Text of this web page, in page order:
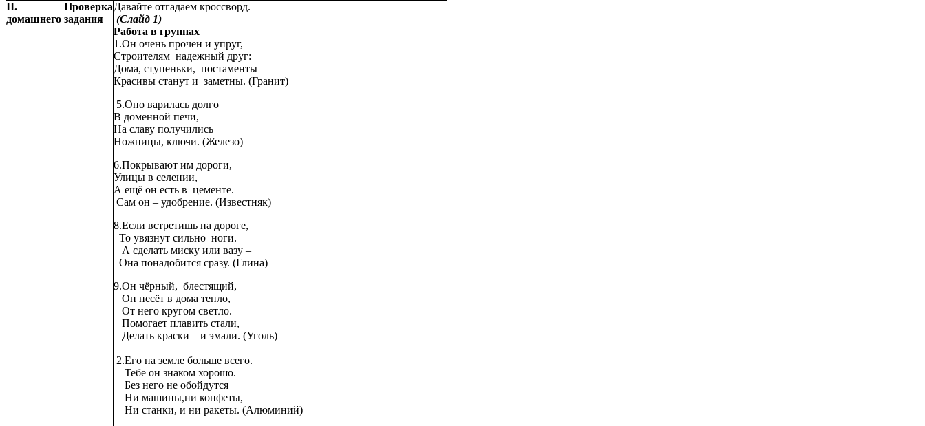
II. Проверка
домашнего задания
Давайте отгадаем кроссворд.
(Слайд 1)
Работа в группах
1.Он очень прочен и упруг,
Строителям надежный друг:
Дома, ступеньки, постаменты
Красивы станут и заметны. (Гранит)
5.Оно варилась долго
В доменной печи,
На славу получились
Ножницы, ключи. (Железо)
6.Покрывают им дороги,
Улицы в селении,
А ещё он есть в цементе.
Сам он – удобрение. (Известняк)
8.Если встретишь на дороге,
То увязнут сильно ноги.
А сделать миску или вазу –
Она понадобится сразу. (Глина)
9.Он чёрный, блестящий,
Он несёт в дома тепло,
От него кругом светло.
Помогает плавить стали,
Делать краски и эмали. (Уголь)
2.Его на земле больше всего.
Тебе он знаком хорошо.
Без него не обойдутся
Ни машины,ни конфеты,
Ни станки, и ни ракеты. (Алюминий)